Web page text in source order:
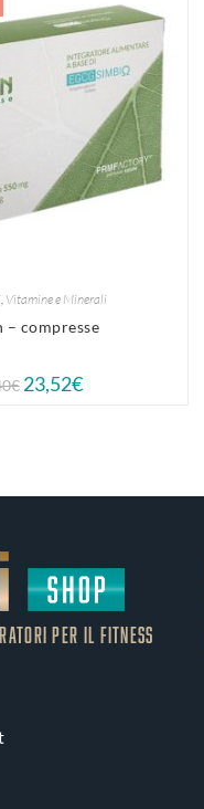
, Vitamine e Minerali
– compresse
€ 23,52€
PER IL FITNESS